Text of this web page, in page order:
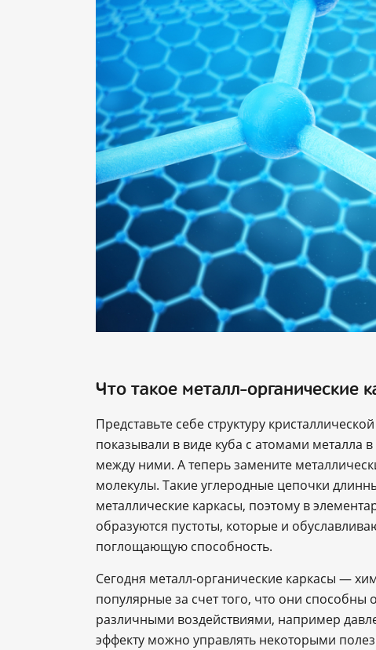
Что такое металл-органические
Представьте себе структуру
показывали в виде куба с атомами металла
между ними. А теперь замените
молекулы. Такие углеродные цепочки
металлические каркасы, поэтому в
образуются пустоты, которые и
поглощающую способность.
Сегодня металл-органические каркасы —
популярные за счет того, что они способны
различными воздействиями, например
эффекту можно управлять некоторыми